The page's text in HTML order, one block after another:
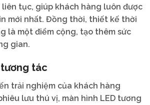
tục, giúp khách hàng luôn được
mới nhất. Đồng thời, thiết kế thời
là một điểm cộng, tạo thêm sức
gian.
tương tác
trải nghiệm của khách hàng
lưu thú vị, màn hình LED tương